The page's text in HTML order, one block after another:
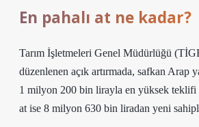
En pahalı at ne kadar?
Tarım İşletmeleri Genel Müdürlüğü
düzenlenen açık artırmada, safkan Arap
1 milyon 200 bin lirayla en yüksek
at ise 8 milyon 630 bin liradan yeni